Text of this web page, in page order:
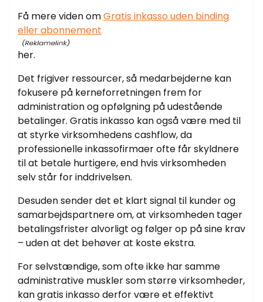
Få mere viden omGratis inkasso uden binding
eller abonnement
her.
Det frigiver ressourcer, så medarbejderne kan
fokusere på kerneforretningen frem for
administration og opfølgning på udestående
betalinger. Gratis inkasso kan også være med til
at styrke virksomhedens cashflow, da
professionelle inkassofirmaer ofte får skyldnere
til at betale hurtigere, end hvis virksomheden
selv står for inddrivelsen.
Desuden sender det et klart signal til kunder og
samarbejdspartnere om, at virksomheden tager
betalingsfrister alvorligt og følger op på sine krav
– uden at det behøver at koste ekstra.
For selvstændige, som ofte ikke har samme
administrative muskler som større virksomheder,
kan gratis inkasso derfor være et effektivt